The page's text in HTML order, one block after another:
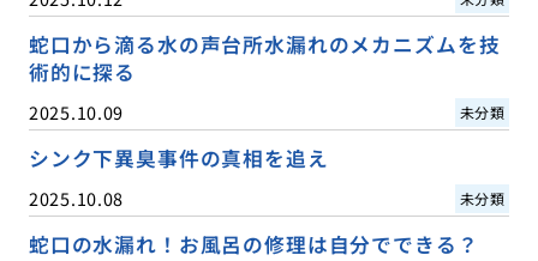
蛇口から滴る水の声台所水漏れのメカニズムを技
術的に探る
2025.10.09 未分類
シンク下異臭事件の真相を追え
2025.10.08 未分類
蛇口の水漏れ！お風呂の修理は自分でできる？